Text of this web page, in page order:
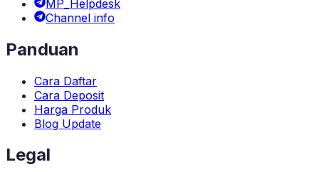
MP_Helpdesk
Channel info
Panduan
Cara Daftar
Cara Deposit
Harga Produk
Blog Update
Legal